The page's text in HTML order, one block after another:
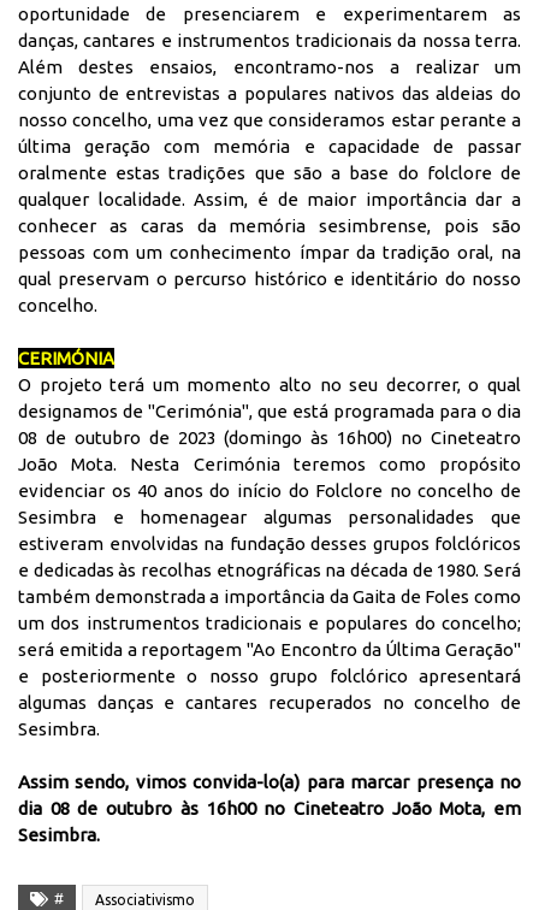
oportunidade de presenciarem e experimentarem as
danças, cantares e instrumentos tradicionais da nossa terra.
Além destes ensaios, encontramo-nos a realizar um
conjunto de entrevistas a populares nativos das aldeias do
nosso concelho, uma vez que consideramos estar perante a
última geração com memória e capacidade de passar
oralmente estas tradições que são a base do folclore de
qualquer localidade. Assim, é de maior importância dar a
conhecer as caras da memória sesimbrense, pois são
pessoas com um conhecimento ímpar da tradição oral, na
qual preservam o percurso histórico e identitário do nosso
concelho.
CERIMÓNIA
O projeto terá um momento alto no seu decorrer, o qual
designamos de "Cerimónia", que está programada para o dia
08 de outubro de 2023 (domingo às 16h00) no Cineteatro
João Mota. Nesta Cerimónia teremos como propósito
evidenciar os 40 anos do início do Folclore no concelho de
Sesimbra e homenagear algumas personalidades que
estiveram envolvidas na fundação desses grupos folclóricos
e dedicadas às recolhas etnográficas na década de 1980. Será
também demonstrada a importância da Gaita de Foles como
um dos instrumentos tradicionais e populares do concelho;
será emitida a reportagem "Ao Encontro da Última Geração"
e posteriormente o nosso grupo folclórico apresentará
algumas danças e cantares recuperados no concelho de
Sesimbra.
Assim sendo, vimos convida-lo(a) para marcar presença no
dia 08 de outubro às 16h00 no Cineteatro João Mota, em
Sesimbra.
# Associativismo